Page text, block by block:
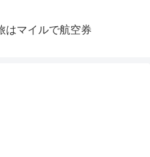
マイルで航空券